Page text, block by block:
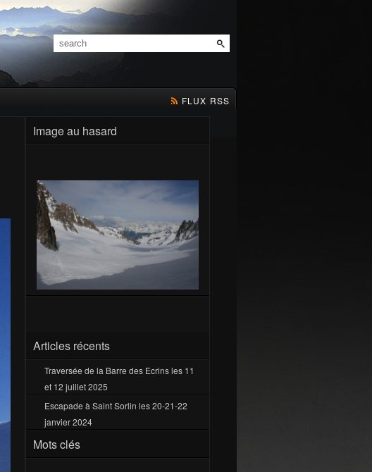
FLUX RSS
Image au hasard
Articles récents
Traversée de la Barre des Ecrins les 11
et 12 juillet 2025
Escapade à Saint Sorlin les 20-21-22
janvier 2024
Mots clés